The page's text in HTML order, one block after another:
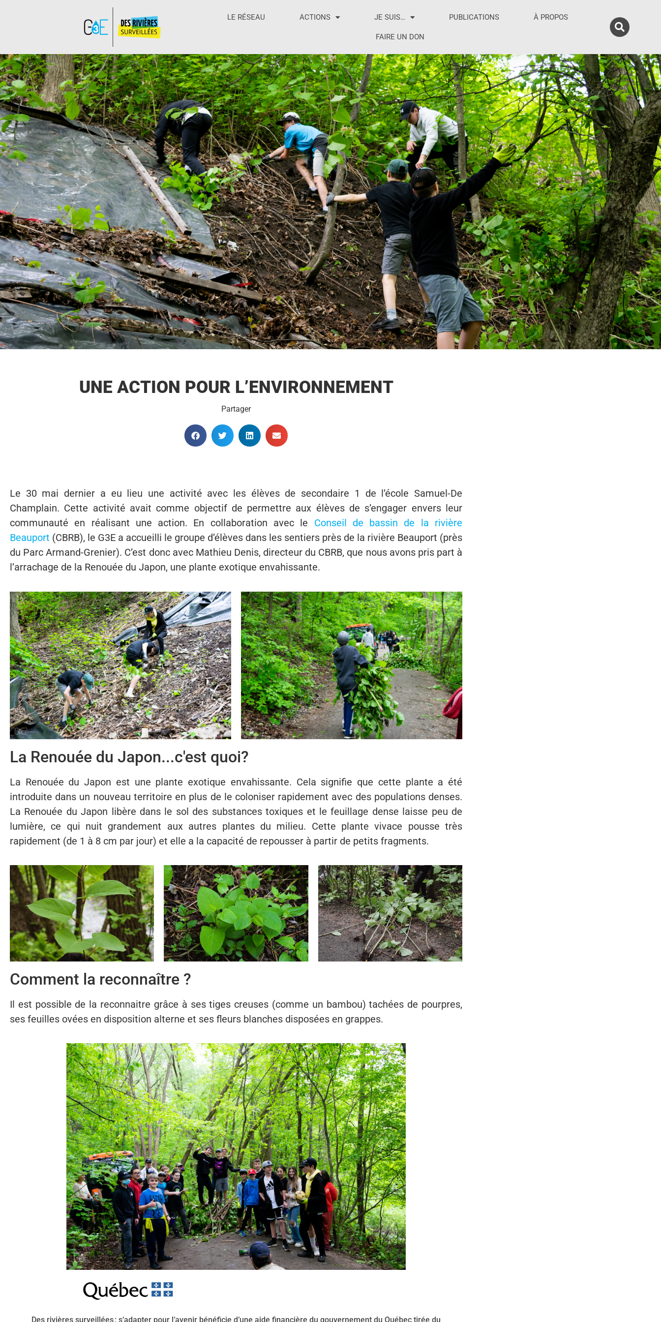
LE RÉSEAU ACTIONS JE SUIS… PUBLICATIONS À PROPOS
FAIRE UN DON
UNE ACTION POUR L’ENVIRONNEMENT
Partager
Le 30 mai dernier a eu lieu une activité avec les élèves de secondaire 1 de l’école Samuel-De
Champlain. Cette activité avait comme objectif de permettre aux élèves de s’engager envers leur
communauté en réalisant une action. En collaboration avec le Conseil de bassin de la rivière
Beauport (CBRB), le G3E a accueilli le groupe d’élèves dans les sentiers près de la rivière Beauport (près
du Parc Armand-Grenier). C’est donc avec Mathieu Denis, directeur du CBRB, que nous avons pris part à
l’arrachage de la Renouée du Japon, une plante exotique envahissante.
La Renouée du Japon...c'est quoi?
La Renouée du Japon est une plante exotique envahissante. Cela signifie que cette plante a été
introduite dans un nouveau territoire en plus de le coloniser rapidement avec des populations denses.
La Renouée du Japon libère dans le sol des substances toxiques et le feuillage dense laisse peu de
lumière, ce qui nuit grandement aux autres plantes du milieu. Cette plante vivace pousse très
rapidement (de 1 à 8 cm par jour) et elle a la capacité de repousser à partir de petits fragments.
Comment la reconnaître ?
Il est possible de la reconnaitre grâce à ses tiges creuses (comme un bambou) tachées de pourpres,
ses feuilles ovées en disposition alterne et ses fleurs blanches disposées en grappes.
Des rivières surveillées : s’adapter pour l’avenir bénéficie d’une aide financière du gouvernement du Québec tirée du